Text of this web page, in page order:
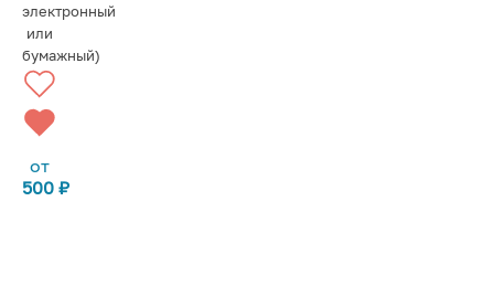
электронный
или
бумажный)
от
500 ₽